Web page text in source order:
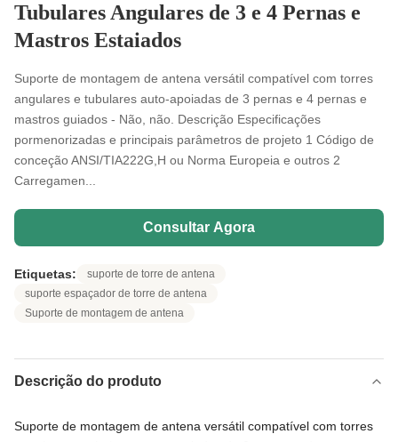
Tubulares Angulares de 3 e 4 Pernas e
Mastros Estaiados
Suporte de montagem de antena versátil compatível com torres
angulares e tubulares auto-apoiadas de 3 pernas e 4 pernas e
mastros guiados - Não, não. Descrição Especificações
pormenorizadas e principais parâmetros de projeto 1 Código de
conceção ANSI/TIA222G,H ou Norma Europeia e outros 2
Carregamen...
Consultar Agora
Etiquetas:
suporte de torre de antena
suporte espaçador de torre de antena
Suporte de montagem de antena
Descrição do produto
Suporte de montagem de antena versátil compatível com torres